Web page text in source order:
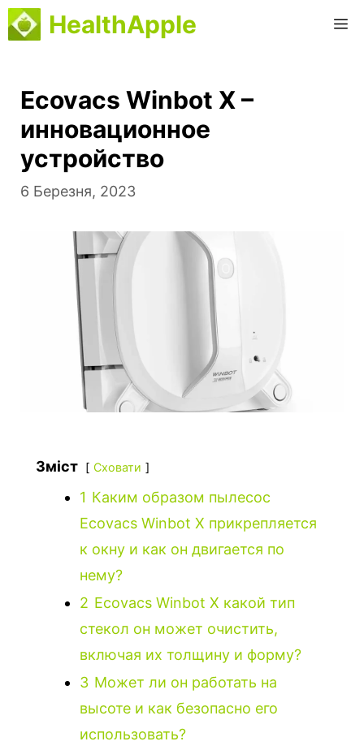
Перейти
до
HealthApple
Ecovacs Winbot X –
инновационное
устройство
6 Березня, 2023
Зміст Сховати
1 Каким образом пылесос
Ecovacs Winbot X прикрепляется
к окну и как он двигается по
нему?
2 Ecovacs Winbot X какой тип
стекол он может очистить,
включая их толщину и форму?
3 Может ли он работать на
высоте и как безопасно его
использовать?